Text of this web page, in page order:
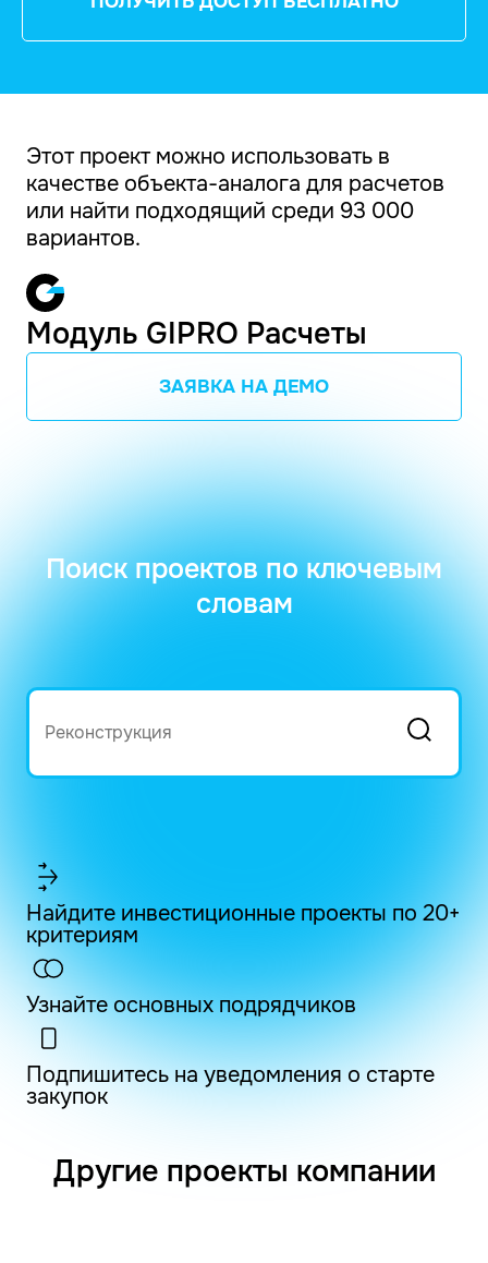
Этот проект можно использовать в
качестве объекта-аналога для расчетов
или найти подходящий среди 93 000
вариантов.
Модуль GIPRO Расчеты
ЗАЯВКА НА ДЕМО
Поиск проектов по ключевым
словам
Найдите инвестиционные проекты по 20+
критериям
Узнайте основных подрядчиков
Подпишитесь на уведомления о старте
закупок
Другие проекты компании